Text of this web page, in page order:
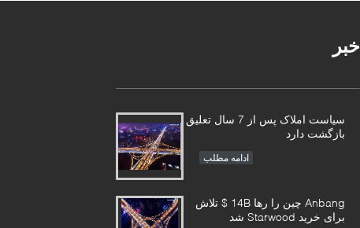
خبر
سیاست املاک پس از 7 سال تعلیق
بازگشت دارد
ادامه مطلب
Anbang چین را رها 14B $ تلاش
برای خرید Starwood شد